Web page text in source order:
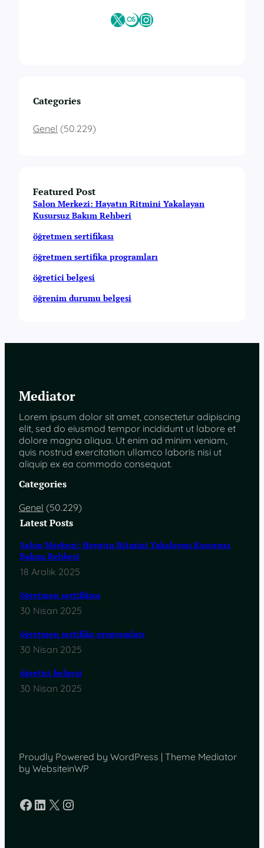
X Last.fmInstagram
Categories
Genel (50.229)
Featured Post
Salon Merkezi: Hayatın Ritmini Yakalayan
Kusursuz Bakım Rehberi
öğretmen sertifikası
öğretmen sertifika programları
öğretici belgesi
öğrenim durumu belgesi
Mediator
Lorem ipsum dolor sit amet, consectetur adipiscing
elit, sed do eiusmod tempor incididunt ut labore et
dolore magna aliqua. Ut enim ad minim veniam,
quis nostrud exercitation ullamco laboris nisi ut
aliquip ex ea commodo consequat.
Categories
Genel (50.229)
Latest Posts
Salon Merkezi: Hayatın Ritmini Yakalayan Kusursuz
Bakım Rehberi
18 Aralık 2025
öğretmen sertifikası
30 Nisan 2025
öğretmen sertifika programları
30 Nisan 2025
öğretici belgesi
30 Nisan 2025
Proudly Powered by WordPress | Theme Mediator
by WebsiteinWP
Facebook
LinkedIn
X Instagram